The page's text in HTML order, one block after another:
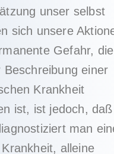
unser selbst
sich unsere
Gefahr, die
Beschreibung einer
Krankheit
ist, ist jedoch, daß
man
alleine